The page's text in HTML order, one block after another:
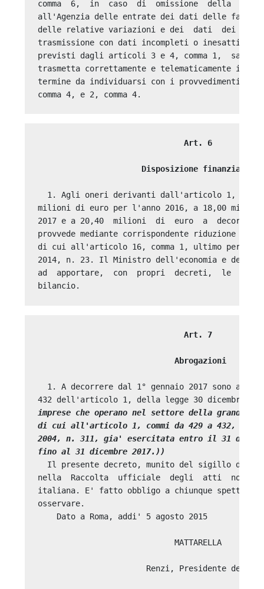
comma  6,  in  caso  di  omissione  della
all'Agenzia delle entrate dei dati delle
delle relative variazioni e dei  dati  dei
trasmissione con dati incompleti o inesatti,
previsti dagli articoli 3 e 4, comma 1,  salvo
trasmetta correttamente e telematicamente i
termine da individuarsi con i provvedimenti
                               Art. 6
                      Disposizione finanziaria
1. Agli oneri derivanti dall'articolo 1,
milioni di euro per l'anno 2016, a 18,00
2017 e a 20,40  milioni  di  euro  a
provvede mediante corrispondente riduzione
di cui all'articolo 16, comma 1, ultimo periodo,
2014, n. 23. Il Ministro dell'economia e delle
ad  apportare,  con  propri  decreti,  le
                               Art. 7
                             Abrogazioni
1. A decorrere dal 1° gennaio 2017 sono
432 dell'articolo 1, della legge 30 dicembre
imprese che operano nel settore della grande
di cui all'articolo 1, commi da 429 a 432,
2004, n. 311, gia' esercitata entro il 31
fino al 31 dicembre 2017.))
Il presente decreto, munito del sigillo dello
nella  Raccolta  ufficiale  degli  atti
italiana. E' fatto obbligo a chiunque spetti di
osservare.
    Dato a Roma, addi' 5 agosto 2015
                             MATTARELLA
Renzi, Presidente del